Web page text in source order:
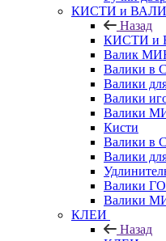
КИСТИ и
Назад
КИСТИ и
Валик
Валики в
Валики
Валики
Валики
Кисти
Валики в
Валики
Валики
Валики
КЛЕИ
Назад